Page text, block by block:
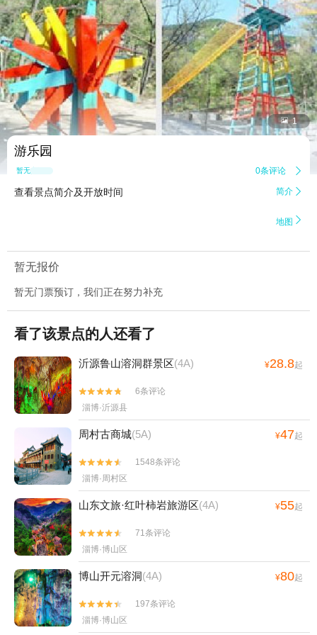
 1
游乐园
暂无点评 0条评论 
查看景点简介及开放时间 简介 
地图 
暂无报价
暂无门票预订，我们正在努力补充
看了该景点的人还看了
沂源鲁山溶洞群景区(4A) ¥28.8起


6条评论
淄博·沂源县
周村古商城(5A) ¥47起


1548条评论
淄博·周村区
山东文旅·红叶柿岩旅游区(4A) ¥55起


71条评论
淄博·博山区
博山开元溶洞(4A) ¥80起


197条评论
淄博·博山区
